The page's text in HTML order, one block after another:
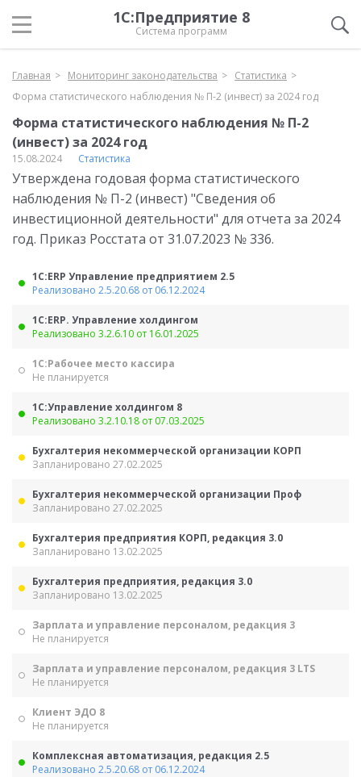
1С:Предприятие 8
Система программ
Главная Мониторинг законодательства
Статистика
Форма статистического наблюдения № П-2 (инвест) за 2024 год
Форма статистического наблюдения № П-2
(инвест) за 2024 год
15.08.2024 Статистика
Утверждена годовая форма статистического
наблюдения № П-2 (инвест) "Сведения об
инвестиционной деятельности" для отчета за 2024
год. Приказ Росстата от 31.07.2023 № 336.
1С:ERP Управление предприятием 2.5
Реализовано 2.5.20.68 от 06.12.2024
1С:ERP. Управление холдингом
Реализовано 3.2.6.10 от 16.01.2025
1С:Рабочее место кассира
Не планируется
1С:Управление холдингом 8
Реализовано 3.2.10.18 от 07.03.2025
Бухгалтерия некоммерческой организации КОРП
Запланировано 27.02.2025
Бухгалтерия некоммерческой организации Проф
Запланировано 27.02.2025
Бухгалтерия предприятия КОРП, редакция 3.0
Запланировано 13.02.2025
Бухгалтерия предприятия, редакция 3.0
Запланировано 13.02.2025
Зарплата и управление персоналом, редакция 3
Не планируется
Зарплата и управление персоналом, редакция 3 LTS
Не планируется
Клиент ЭДО 8
Не планируется
Комплексная автоматизация, редакция 2.5
Реализовано 2.5.20.68 от 06.12.2024